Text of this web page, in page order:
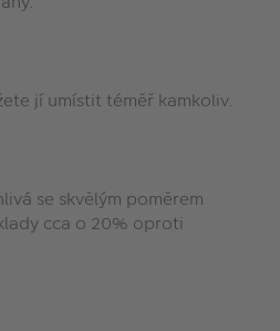
jí umístit téměř kamkoliv.
se skvělým poměrem
cca o 20% oproti